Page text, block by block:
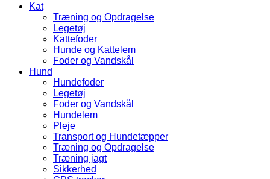
Kat
Træning og Opdragelse
Legetøj
Kattefoder
Hunde og Kattelem
Foder og Vandskål
Hund
Hundefoder
Legetøj
Foder og Vandskål
Hundelem
Pleje
Transport og Hundetæpper
Træning og Opdragelse
Træning jagt
Sikkerhed